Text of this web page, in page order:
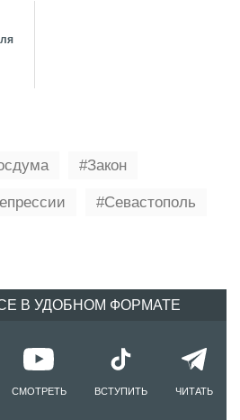
Закон
Севастополь
В УДОБНОМ ФОРМАТЕ
СМОТРЕТЬ ВСТУПИТЬ ЧИТАТЬ